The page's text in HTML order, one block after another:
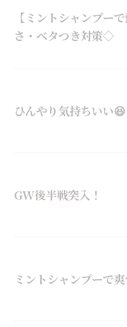
【ミントシャンプー
さ・ベタつき対策◇
ひんやり気持ちいい😆
GW後半戦突入！
ミントシャンプーで